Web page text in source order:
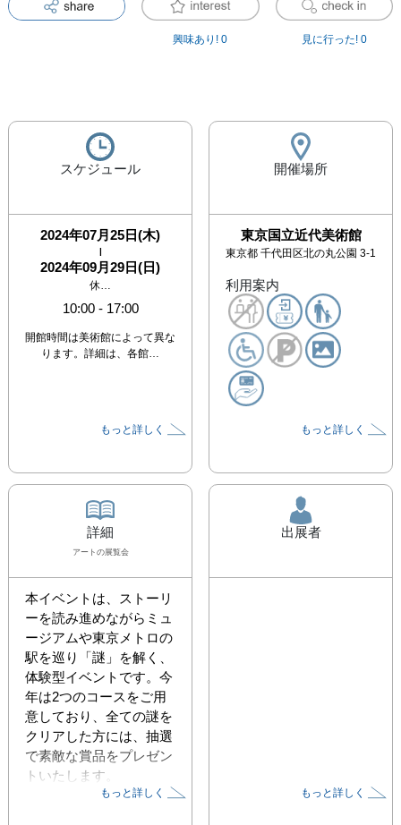
興味あり! 0 見に行った! 0
スケジュール
2024年07月25日(木)
|
2024年09月29日(日)
休…
10:00- 17:00
開館時間は美術館によって異な
ります。詳細は、各館…
もっと詳しく
開催場所
東京国立近代美術館
東京都 千代田区北の丸公園 3-1
利用案内
もっと詳しく
詳細
アート の展覧会
本イベントは、ストーリ
ーを読み進めながらミュ
ージアムや東京メトロの
駅を巡り「謎」を解く、
体験型イベントです。今
年は2つのコースをご用
意しており、全ての謎を
クリアした方には、抽選
で素敵な賞品をプレゼン
トいたします。
【参加館】東京国立近代
もっと詳しく
出展者
もっと詳しく